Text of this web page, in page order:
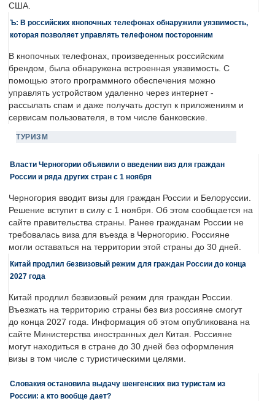
США.
Ъ: В российских кнопочных телефонах обнаружили уязвимость,
которая позволяет управлять телефоном посторонним
В кнопочных телефонах, произведенных российским
брендом, была обнаружена встроенная уязвимость. С
помощью этого программного обеспечения можно
управлять устройством удаленно через интернет -
рассылать спам и даже получать доступ к приложениям и
сервисам пользователя, в том числе банковские.
ТУРИЗМ
Власти Черногории объявили о введении виз для граждан
России и ряда других стран с 1 ноября
Черногория вводит визы для граждан России и Белоруссии.
Решение вступит в силу с 1 ноября. Об этом сообщается на
сайте правительства страны. Ранее гражданам России не
требовалась виза для въезда в Черногорию. Россияне
могли оставаться на территории этой страны до 30 дней.
Китай продлил безвизовый режим для граждан России до конца
2027 года
Китай продлил безвизовый режим для граждан России.
Въезжать на территорию страны без виз россияне смогут
до конца 2027 года. Информация об этом опубликована на
сайте Министерства иностранных дел Китая. Россияне
могут находиться в стране до 30 дней без оформления
визы в том числе с туристическими целями.
Словакия остановила выдачу шенгенских виз туристам из
России: а кто вообще дает?